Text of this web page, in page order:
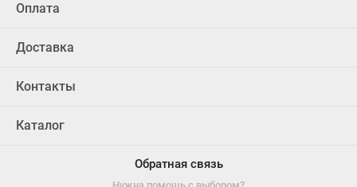
Оплата
Доставка
Контакты
Каталог
Обратная связь